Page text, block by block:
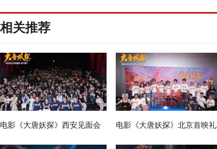
相关推荐
电影《大唐妖探》西安见面会
反响热烈 全龄观众共赏机关长
电影《大唐妖探》北京首映礼
欢乐探案获观众盛赞：“夯！”